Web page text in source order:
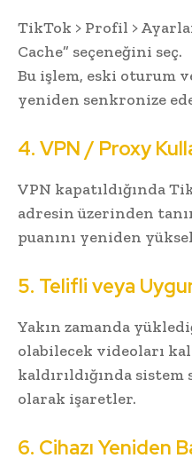
TikTok > Profil >
Cache” seçeneğini seç.
Bu işlem, eski oturum
yeniden senkronize
4. VPN / Proxy
VPN kapatıldığında
adresin üzerinden
puanını yeniden
5. Telifli veya
Yakın zamanda
olabilecek videoları
kaldırıldığında sistem
olarak işaretler.
6. Cihazı Yeniden